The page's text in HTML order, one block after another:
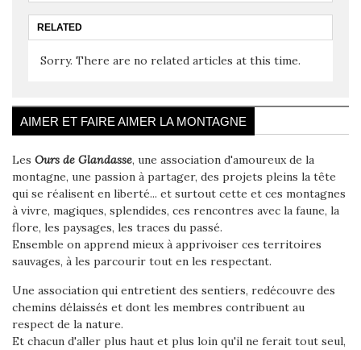
RELATED
Sorry. There are no related articles at this time.
AIMER ET FAIRE AIMER LA MONTAGNE
Les Ours de Glandasse, une association d'amoureux de la
montagne, une passion à partager, des projets pleins la tête
qui se réalisent en liberté... et surtout cette et ces montagnes
à vivre, magiques, splendides, ces rencontres avec la faune, la
flore, les paysages, les traces du passé.
Ensemble on apprend mieux à apprivoiser ces territoires
sauvages, à les parcourir tout en les respectant.
Une association qui entretient des sentiers, redécouvre des
chemins délaissés et dont les membres contribuent au
respect de la nature.
Et chacun d'aller plus haut et plus loin qu'il ne ferait tout seul,